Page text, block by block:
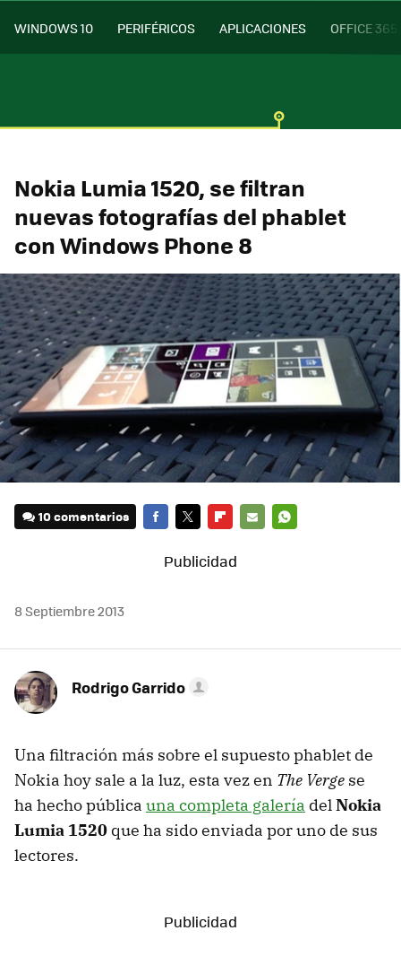
WINDOWS 10 PERIFÉRICOS APLICACIONES OFFICE 365
Nokia Lumia 1520, se filtran
nuevas fotografías del phablet
con Windows Phone 8
10 comentarios
8 Septiembre 2013
Rodrigo Garrido
Una filtración más sobre el supuesto phablet de
Nokia hoy sale a la luz, esta vez en The Verge se
ha hecho pública una completa galería delNokia
Lumia 1520 que ha sido enviada por uno de sus
lectores.